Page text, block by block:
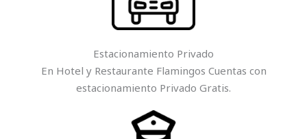
Estacionamiento Privado
En Hotel y Restaurante Flamingos Cuentas con
estacionamiento Privado Gratis.